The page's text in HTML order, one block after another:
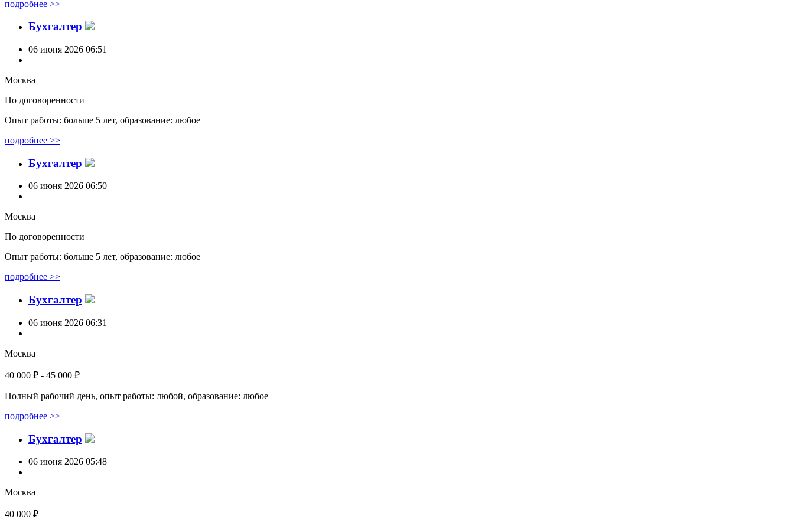
подробнее >>
Бухгалтер
06 июня 2026 06:51
Москва
По договоренности
Опыт работы: больше 5 лет, образование: любое
подробнее >>
Бухгалтер
06 июня 2026 06:50
Москва
По договоренности
Опыт работы: больше 5 лет, образование: любое
подробнее >>
Бухгалтер
06 июня 2026 06:31
Москва
40 000 ₽ - 45 000 ₽
Полный рабочий день, опыт работы: любой, образование: любое
подробнее >>
Бухгалтер
06 июня 2026 05:48
Москва
40 000 ₽